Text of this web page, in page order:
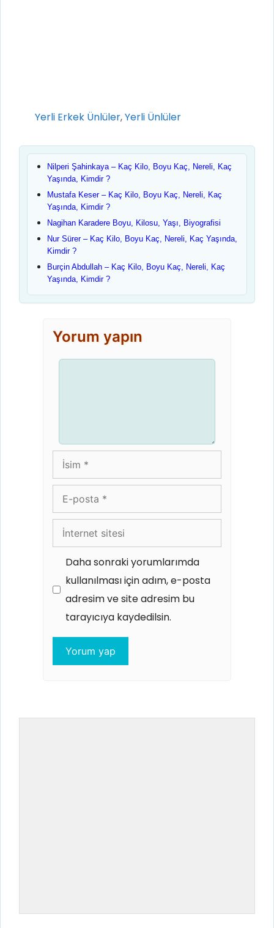
Kategoriler
Yerli Erkek Ünlüler,Yerli Ünlüler
Nilperi Şahinkaya – Kaç Kilo, Boyu Kaç, Nereli, Kaç
Yaşında, Kimdir ?
Mustafa Keser – Kaç Kilo, Boyu Kaç, Nereli, Kaç
Yaşında, Kimdir ?
Nagihan Karadere Boyu, Kilosu, Yaşı, Biyografisi
Nur Sürer – Kaç Kilo, Boyu Kaç, Nereli, Kaç Yaşında,
Kimdir ?
Burçin Abdullah – Kaç Kilo, Boyu Kaç, Nereli, Kaç
Yaşında, Kimdir ?
Yorum yapın
İsim
posta
İnternet
sitesi
Daha sonraki yorumlarımda
kullanılması için adım, e-posta
adresim ve site adresim bu
tarayıcıya kaydedilsin.